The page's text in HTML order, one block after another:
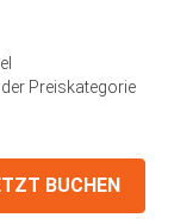
Preiskategorie
BUCHEN